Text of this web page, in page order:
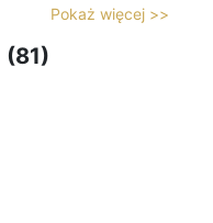
Pokaż więcej >>
(81)